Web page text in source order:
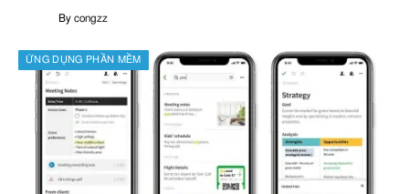
By congzz
ỨNG DỤNG PHẦN MỀM